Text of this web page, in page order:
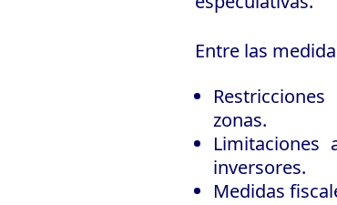
Entre las
zonas.
inversores.
Medidas